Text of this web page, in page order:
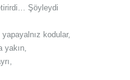
Şöyleydi
kodular,
yakın,